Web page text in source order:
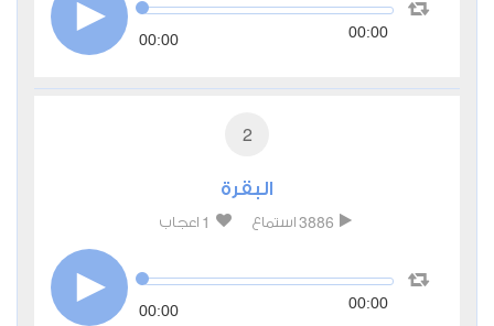
00:00 00:00
2
البقرة
3886 استماع 1 اعجاب
00:00 00:00